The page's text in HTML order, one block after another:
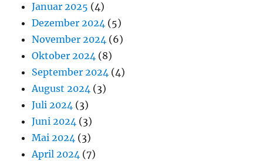
Januar 2025 (4)
Dezember 2024 (5)
November 2024 (6)
Oktober 2024 (8)
September 2024 (4)
August 2024 (3)
Juli 2024 (3)
Juni 2024 (3)
Mai 2024 (3)
April 2024 (7)